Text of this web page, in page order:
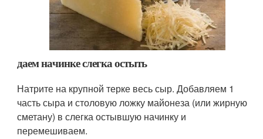
даем начинке слегка остыть
Натрите на крупной терке весь сыр. Добавляем 1
часть сыра и столовую ложку майонеза (или жирную
сметану) в слегка остывшую начинку и
перемешиваем.